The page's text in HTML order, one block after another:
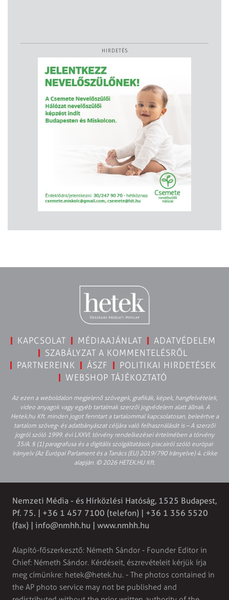
HIRDETÉS
KAPCSOLAT MÉDIAAJÁNLAT
ADATVÉDELEM
SZABÁLYZAT A KOMMENTELÉSRŐL
PARTNEREINK
ÁSZF
POLITIKAI HIRDETÉSEK
WEBSHOP TÁJÉKOZTATÓ
Az ezen a weboldalon megjelenő szövegek, grafikák, képek, hangfelvételek,
video anyagok vagy egyéb tartalmak szerzői jogvédelem alatt állnak. A
Hetek.hu Kft. minden jogot fenntart a tartalommal kapcsolatosan, beleértve a
tartalom szöveg- és adatbányászat céljára való felhasználását is – A szerzői
jogról szóló 1999. évi LXXVI. törvény rendelkezései értelmében a törvény
35/A. § (1) paragrafusa és a digitális szolgáltatások piacairól szóló európai
irányelv (Az Európai Parlament és a Tanács (EU) 2019/790 Irányelve) 4. cikke
alapján. © 2026 HETEK.HU Kft.
Nemzeti Média - és Hírközlési Hatóság, 1525 Budapest,
Pf. 75. | +36 1 457 7100 (telefon) | +36 1 356 5520
(fax) | info@nmhh.hu | www.nmhh.hu
Alapító-főszerkesztő: Németh Sándor - Founder Editor in
Chief: Németh Sándor. Kérdéseit, észrevételeit kérjük írja
meg címünkre: hetek@hetek.hu. - The photos contained in
the AP photo service may not be published and